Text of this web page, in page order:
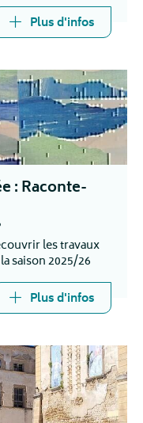
Plus d'infos
: Raconte-
les travaux
réalisés par les élèves au cours de la saison 2025/26
Plus d'infos